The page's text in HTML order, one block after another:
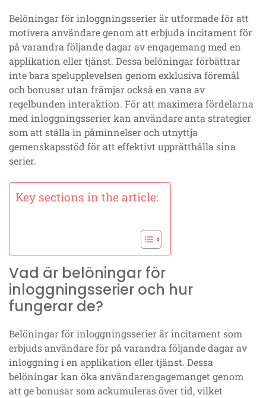
Belöningar för inloggningsserier är utformade för att
motivera användare genom att erbjuda incitament för
på varandra följande dagar av engagemang med en
applikation eller tjänst. Dessa belöningar förbättrar
inte bara spelupplevelsen genom exklusiva föremål
och bonusar utan främjar också en vana av
regelbunden interaktion. För att maximera fördelarna
med inloggningsserier kan användare anta strategier
som att ställa in påminnelser och utnyttja
gemenskapsstöd för att effektivt upprätthålla sina
serier.
Key sections in the article:
Vad är belöningar för
inloggningsserier och hur
fungerar de?
Belöningar för inloggningsserier är incitament som
erbjuds användare för på varandra följande dagar av
inloggning i en applikation eller tjänst. Dessa
belöningar kan öka användarengagemanget genom
att ge bonusar som ackumuleras över tid, vilket